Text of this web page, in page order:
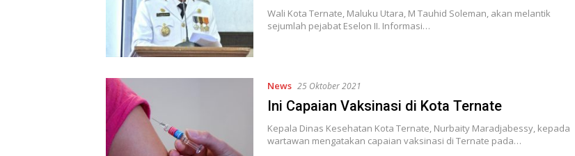
Wali Kota Ternate, Maluku Utara, M Tauhid Soleman, akan melantik
sejumlah pejabat Eselon II. Informasi…
News 25 Oktober 2021
Ini Capaian Vaksinasi di Kota Ternate
Kepala Dinas Kesehatan Kota Ternate, Nurbaity Maradjabessy, kepada
wartawan mengatakan capaian vaksinasi di Ternate pada…